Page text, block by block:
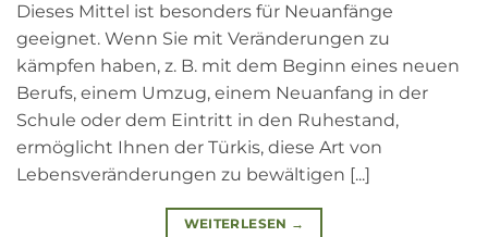
Dieses Mittel ist besonders für Neuanfänge
geeignet. Wenn Sie mit Veränderungen zu
kämpfen haben, z. B. mit dem Beginn eines neuen
Berufs, einem Umzug, einem Neuanfang in der
Schule oder dem Eintritt in den Ruhestand,
ermöglicht Ihnen der Türkis, diese Art von
Lebensveränderungen zu bewältigen [...]
WEITERLESEN →